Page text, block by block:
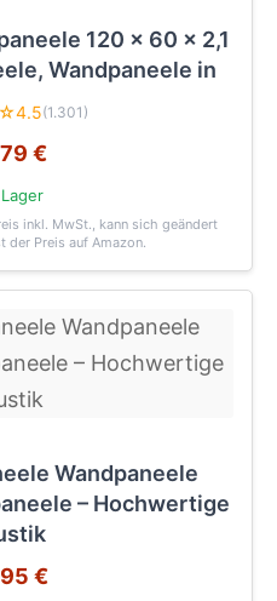
120 x 60 x 2,1
Wandpaneele in
4.5(1.301)
€
inkl. MwSt., kann sich geändert
der Preis auf Amazon.
Wandpaneele
– Hochwertige
€